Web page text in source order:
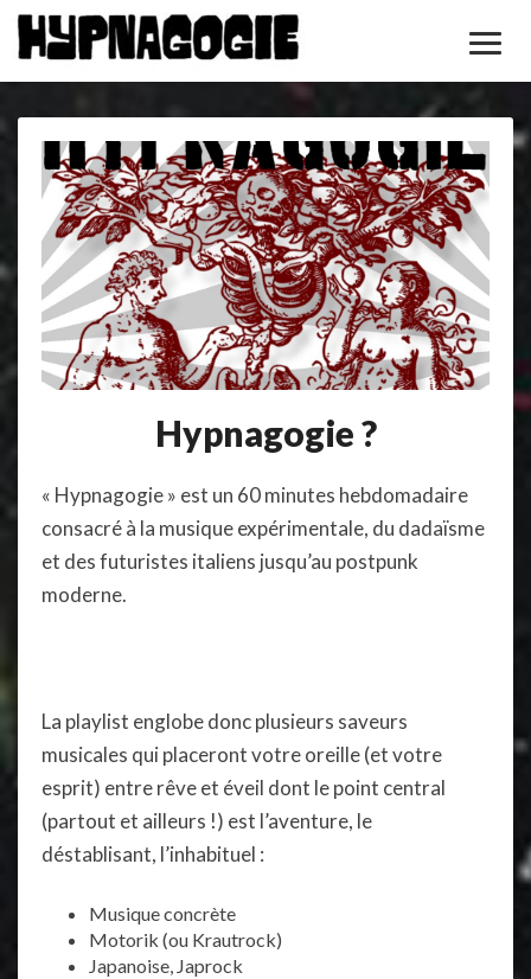
?
Hypnagogie ?
« Hypnagogie » est un 60 minutes hebdomadaire
consacré à la musique expérimentale, du dadaïsme
et des futuristes italiens jusqu’au postpunk
moderne.
La playlist englobe donc plusieurs saveurs
musicales qui placeront votre oreille (et votre
esprit) entre rêve et éveil dont le point central
(partout et ailleurs !) est l’aventure, le
déstablisant, l’inhabituel :
Musique concrète
Motorik (ou Krautrock)
Japanoise, Japrock